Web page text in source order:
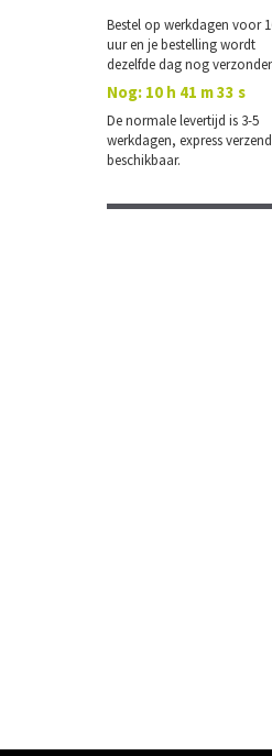
Bestel op werkdagen voor
uur en je bestelling wordt
dezelfde dag nog
Nog: 10 h 41 m 33 s
De normale levertijd is 3-5
werkdagen, express
beschikbaar.